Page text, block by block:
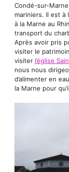
Condé-sur-
mariniers. Il est à
à la Marne au
transport du
Après avoir pris
visiter le
visiter l’église
nous nous
d’alimenter en
la Marne pour